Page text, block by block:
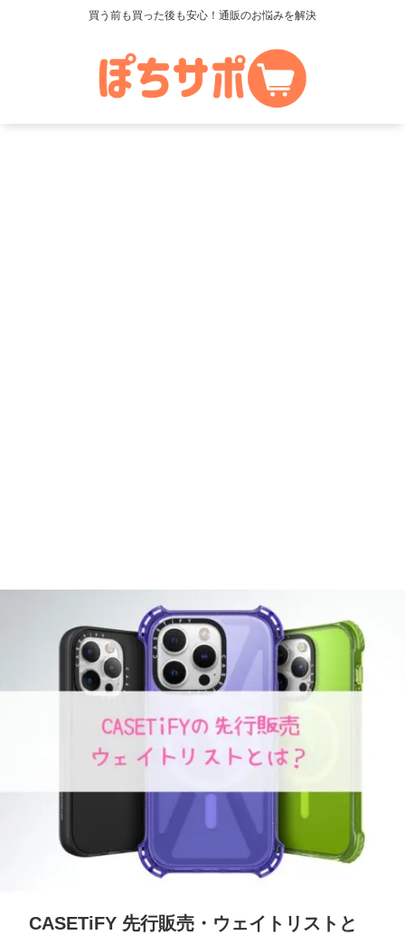
買う前も買った後も安心！通販のお悩みを解決
CASETiFY 先行販売・ウェイトリストと